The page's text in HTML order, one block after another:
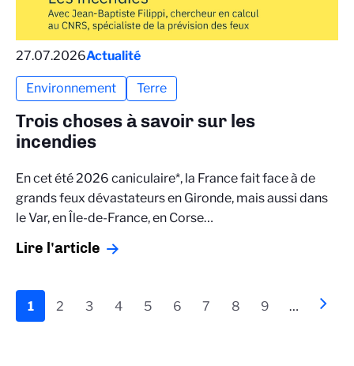
27.07.2026Actualité
Environnement Terre
Trois choses à savoir sur les
incendies
En cet été 2026 caniculaire*, la France fait face à de
grands feux dévastateurs en Gironde, mais aussi dans
le Var, en Île-de-France, en Corse…
Lire l'article
Pagination
Page
actuelle
1 Page
2 Page
3 Page
4 Page
5 Page
6 Page
7 Page
8 Page
9 …
Page
››